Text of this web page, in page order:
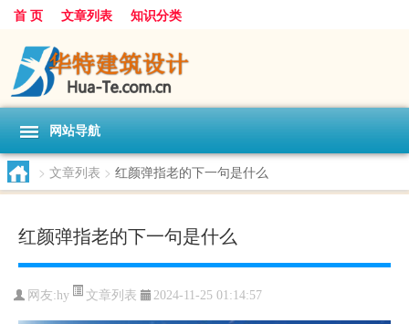
首 页 文章列表 知识分类
网站导航
> 文章列表 > 红颜弹指老的下一句是什么
红颜弹指老的下一句是什么
网友:hy 文章列表 2024-11-25 01:14:57